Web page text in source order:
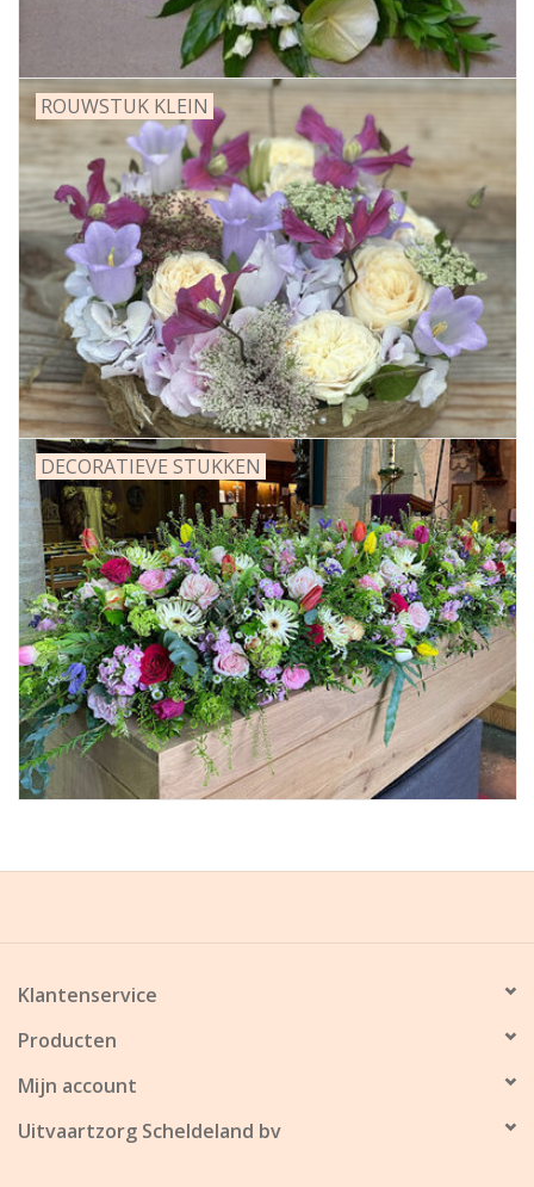
ROUWSTUK KLEIN
DECORATIEVE STUKKEN
Klantenservice
Producten
Mijn account
Uitvaartzorg Scheldeland bv